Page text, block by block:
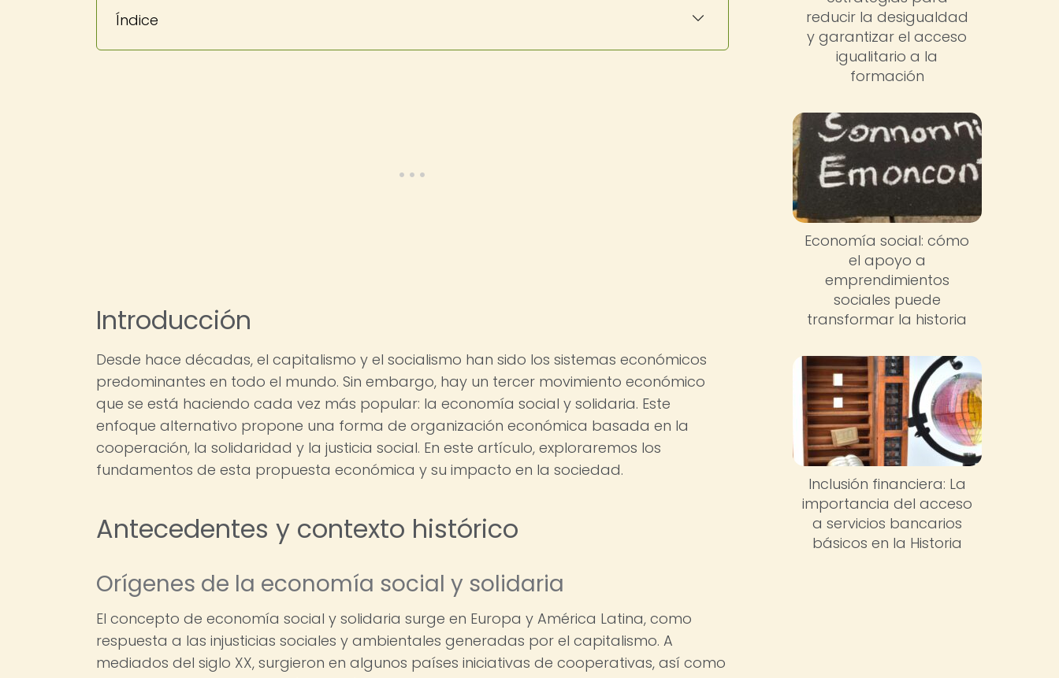
Índice
Introducción
Desde hace décadas, el capitalismo y el socialismo han sido los sistemas económicos
predominantes en todo el mundo. Sin embargo, hay un tercer movimiento económico
que se está haciendo cada vez más popular: la economía social y solidaria. Este
enfoque alternativo propone una forma de organización económica basada en la
cooperación, la solidaridad y la justicia social. En este artículo, exploraremos los
fundamentos de esta propuesta económica y su impacto en la sociedad.
Antecedentes y contexto histórico
Orígenes de la economía social y solidaria
El concepto de economía social y solidaria surge en Europa y América Latina, como
respuesta a las injusticias sociales y ambientales generadas por el capitalismo. A
mediados del siglo XX, surgieron en algunos países iniciativas de cooperativas, así como
reducir la desigualdad
y garantizar el acceso
igualitario a la
formación
Economía social: cómo
el apoyo a
emprendimientos
sociales puede
transformar la historia
Inclusión financiera: La
importancia del acceso
a servicios bancarios
básicos en la Historia